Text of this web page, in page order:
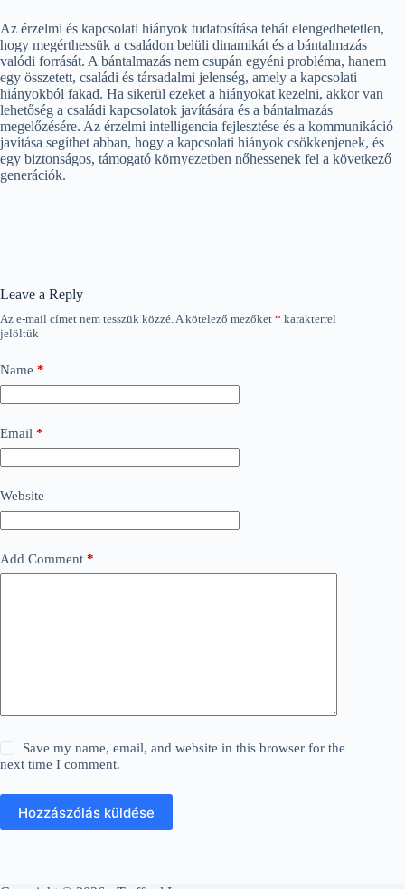
Az érzelmi és kapcsolati hiányok tudatosítása tehát elengedhetetlen,
hogy megérthessük a családon belüli dinamikát és a bántalmazás
valódi forrását. A bántalmazás nem csupán egyéni probléma, hanem
egy összetett, családi és társadalmi jelenség, amely a kapcsolati
hiányokból fakad. Ha sikerül ezeket a hiányokat kezelni, akkor van
lehetőség a családi kapcsolatok javítására és a bántalmazás
megelőzésére. Az érzelmi intelligencia fejlesztése és a kommunikáció
javítása segíthet abban, hogy a kapcsolati hiányok csökkenjenek, és
egy biztonságos, támogató környezetben nőhessenek fel a következő
generációk.
Leave a Reply
Az e-mail címet nem tesszük közzé.A kötelező mezőket * karakterrel
jelöltük
Name *
Email *
Website
Add Comment *
Save my name, email, and website in this browser for the
next time I comment.
Hozzászólás küldése